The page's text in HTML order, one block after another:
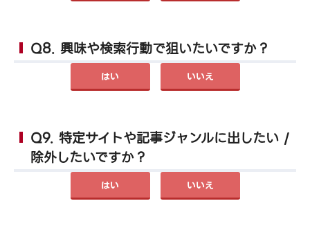
Q8. 興味や検索行動で狙いたいですか？
はい いいえ
Q9. 特定サイトや記事ジャンルに出したい /
除外したいですか？
はい いいえ